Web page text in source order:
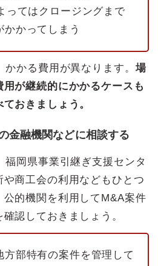
ってはクロージングまで
かってしまう
かる費用が異なります。 場
が継続的にかかるケースも
おきましょう。
金融機関などに相談する
福岡県事業引継ぎ支援センタ
商工会の利用などもひとつ
的機関を利用してM&A案件
認しておきましょう。
方部特有の案件を管理して